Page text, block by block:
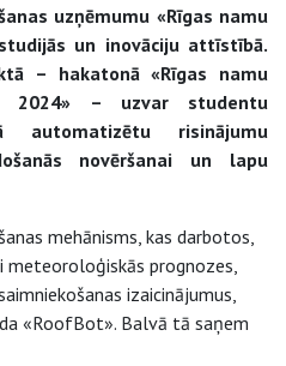
uzņēmumu «Rīgas namu
un inovāciju attīstībā.
– hakatonā «Rīgas namu
2024» – uzvar studentu
automatizētu risinājumu
novēršanai un lapu
mehānisms, kas darbotos,
prognozes,
izaicinājumus,
«RoofBot». Balvā tā saņem